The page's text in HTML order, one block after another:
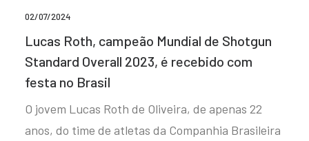
02/07/2024
Lucas Roth, campeão Mundial de Shotgun
Standard Overall 2023, é recebido com
festa no Brasil
O jovem Lucas Roth de Oliveira, de apenas 22
anos, do time de atletas da Companhia Brasileira